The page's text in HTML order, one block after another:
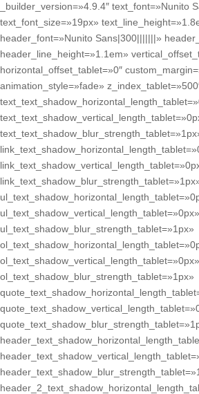
_builder_version=»4.9.4″ text_font=»Nunito
text_font_size=»19px»
header_font=»Nunito Sans|300|||||||»
header_line_height=»1.1em»
horizontal_offset_tablet=»0″
animation_style=»fade»
ul_text_shadow_vertical_length_tablet=»0px»
ul_text_shadow_blur_strength_tablet=»1px»
ol_text_shadow_vertical_length_tablet=»0px»
ol_text_shadow_blur_strength_tablet=»1px»